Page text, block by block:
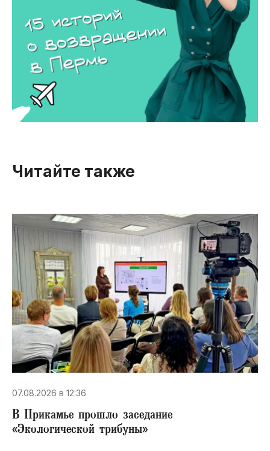
Читайте также
07.08.2026 в 12:36
В Прикамье прошло заседание
«Экологической трибуны»